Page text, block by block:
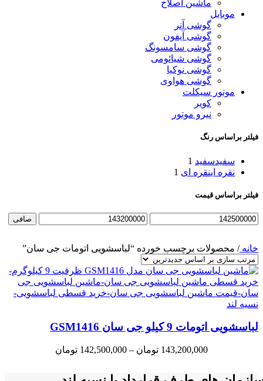
ماشین اصلاح
موبایل
گوشی آنر
گوشی آیفون
گوشی سامسونگ
گوشی شیائومی
گوشی نوکیا
گوشی هواوی
موتور سیکلت
کویر
نیرو موتور
فیلتر براساس رنگ
سفیدسفید 1
نقره اینقره ای 1
فیلتر براساس قیمت
حداقل
حداكثر
صافی
خانه/ محصولات برچسب خورده “لباسشویی اتومات جی سان”
لباسشویی اتومات 9 کیلو جی سان GSM1416
143,200,000 تومان –
142,500,000 تومان